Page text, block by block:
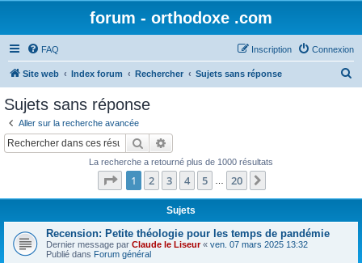
forum - orthodoxe .com
FAQ Connexion
Inscription
Site web Index forum Rechercher Sujets sans réponse
Sujets sans réponse
Aller sur la recherche avancée
Rechercher
La recherche a retourné plus de 1000 résultats
Page 1sur20
1 2 3 4 5 20
Sujets
Recension: Petite théologie pour les temps de pandémie
Dernier message par Claude le Liseur« ven. 07 mars 2025 13:32
Publié dans Forum général